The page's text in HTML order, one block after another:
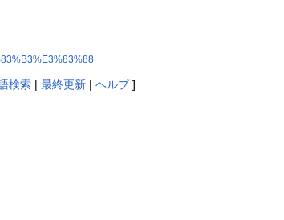
検索| 最終更新| ヘルプ]